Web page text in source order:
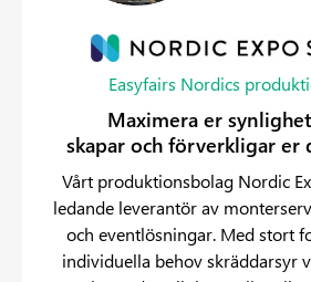
Easyfairs Nordics
Maximera er
skapar och förverkligar er
Vårt produktionsbolag Nordic
ledande leverantör av
och eventlösningar. Med stort
individuella behov skräddarsyr